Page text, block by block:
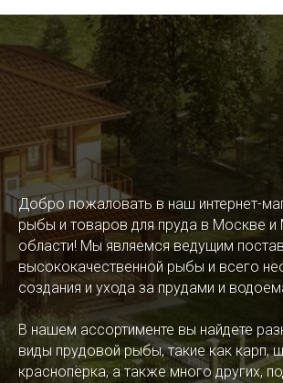
Добро пожаловать в наш интернет-
рыбы и товаров для пруда в Москве
области! Мы являемся ведущим
высококачественной рыбы и всего
создания и ухода за прудами и
В нашем ассортименте вы найдете
виды прудовой рыбы, такие как карп,
краснопёрка, а также много других,